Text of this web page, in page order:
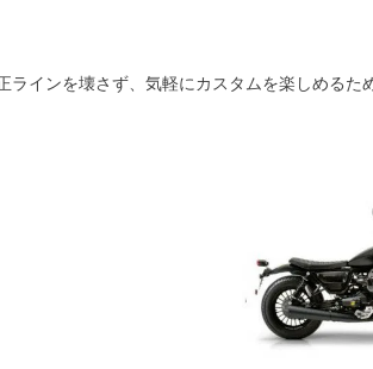
インを壊さず、気軽にカスタムを楽しめるた